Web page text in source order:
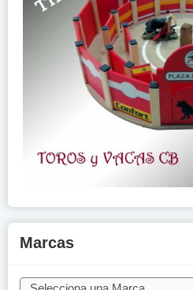
Marcas